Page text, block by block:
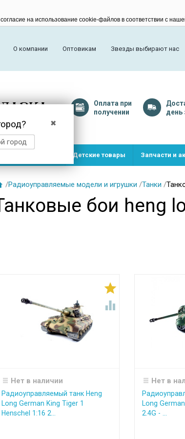
на использование cookie-файлов в соответствии с
О компании Оптовикам Звезды выбирают нас
✖
город
Оплата при
получении
день
Детские товары Запчасти и
/Радиоуправляемые модели и игрушки /Танки /
бои heng


Нет в наличии
Радиоуправляемый танк Heng
Long German King Tiger 1
Henschel 1:16 2...
Нет в
Long
2.4G - ...